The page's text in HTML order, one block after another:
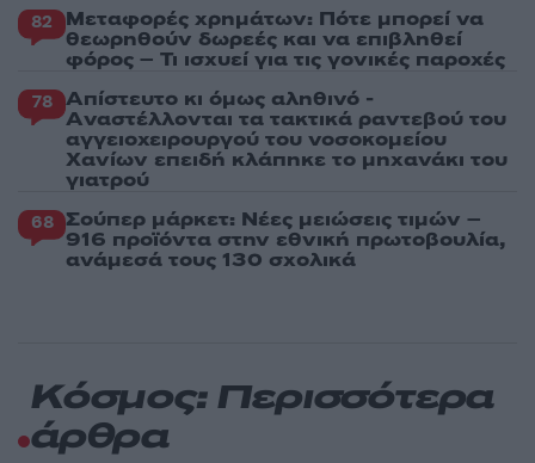
82 Μεταφορές χρημάτων: Πότε μπορεί να
θεωρηθούν δωρεές και να επιβληθεί
φόρος – Τι ισχυεί για τις γονικές παροχές
78 Απίστευτο κι όμως αληθινό -
Aναστέλλονται τα τακτικά ραντεβού του
αγγειοχειρουργού του νοσοκομείου
Χανίων επειδή κλάπηκε το μηχανάκι του
γιατρού
68 Σούπερ μάρκετ: Νέες μειώσεις τιμών –
916 προϊόντα στην εθνική πρωτοβουλία,
ανάμεσά τους 130 σχολικά
Κόσμος: Περισσότερα
άρθρα